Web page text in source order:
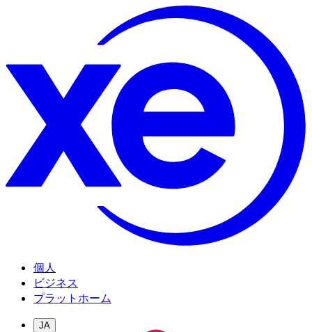
個人
ビジネス
プラットホーム
JA